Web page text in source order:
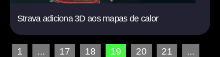
Strava adiciona 3D aos mapas de calor
1 ... 17 18 19 20 21 ...